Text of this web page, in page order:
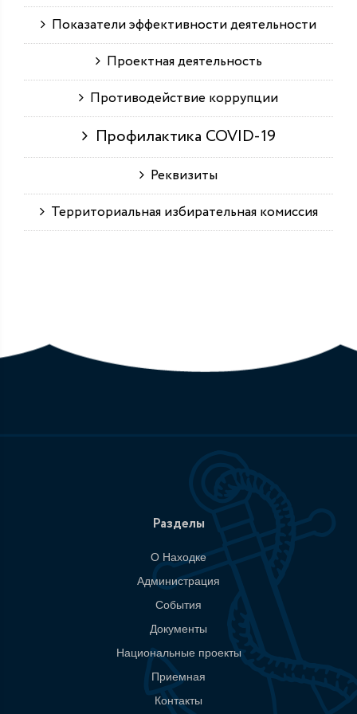
Показатели эффективности деятельности
Проектная деятельность
Противодействие коррупции
Профилактика COVID-19
Реквизиты
Территориальная избирательная комиссия
Разделы
О Находке
Администрация
События
Документы
Национальные проекты
Приемная
Контакты